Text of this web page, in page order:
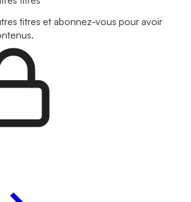
titres et abonnez-vous pour avoir